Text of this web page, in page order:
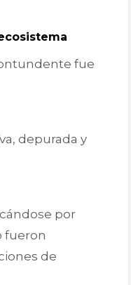
fue
depurada y
por
fueron
de